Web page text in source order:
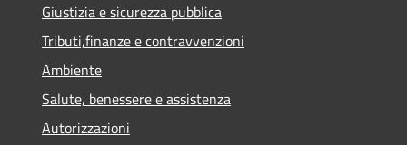
Giustizia e sicurezza pubblica
Tributi,finanze e contravvenzioni
Ambiente
Salute, benessere e assistenza
Autorizzazioni